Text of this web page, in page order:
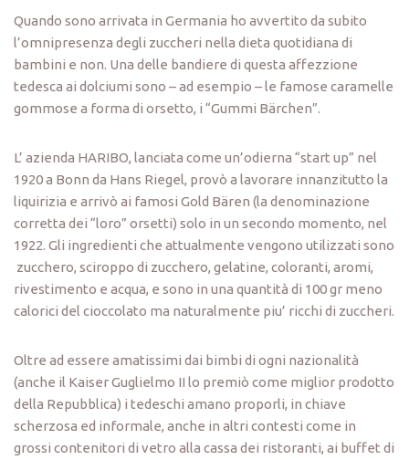
Quando sono arrivata in Germania ho avvertito da subito
l’omnipresenza degli zuccheri nella dieta quotidiana di
bambini e non. Una delle bandiere di questa affezzione
tedesca ai dolciumi sono – ad esempio – le famose caramelle
gommose a forma di orsetto, i “Gummi Bärchen”.
L’ azienda HARIBO, lanciata come un’odierna “start up” nel
1920 a Bonn da Hans Riegel, provò a lavorare innanzitutto la
liquirizia e arrivò ai famosi Gold Bären (la denominazione
corretta dei “loro” orsetti) solo in un secondo momento, nel
1922. Gli ingredienti che attualmente vengono utilizzati sono
zucchero, sciroppo di zucchero, gelatine, coloranti, aromi,
rivestimento e acqua, e sono in una quantità di 100 gr meno
calorici del cioccolato ma naturalmente piu’ ricchi di zuccheri.
Oltre ad essere amatissimi dai bimbi di ogni nazionalità
(anche il Kaiser Guglielmo II lo premiò come miglior prodotto
della Repubblica) i tedeschi amano proporli, in chiave
scherzosa ed informale, anche in altri contesti come in
grossi contenitori di vetro alla cassa dei ristoranti, ai buffet di